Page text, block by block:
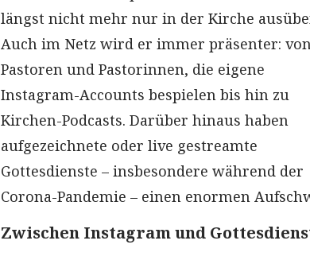
längst nicht mehr nur in der Kirche
Auch im Netz wird er immer präsenter:
Pastoren und Pastorinnen, die eigene
Instagram-Accounts bespielen bis hin zu
Kirchen-Podcasts. Darüber hinaus haben
aufgezeichnete oder live gestreamte
Gottesdienste – insbesondere während der
Corona-Pandemie – einen enormen
Zwischen Instagram und